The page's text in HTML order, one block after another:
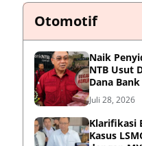
Otomotif
Naik
NTB Usut
Dana
untuk
Juli 28, 2026
Klarifikasi
Kasus